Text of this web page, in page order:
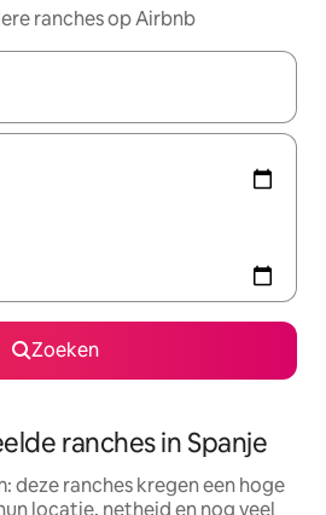
ranches op Airbnb
beschikbaar zijn, maak je een keuze
Zoeken
ranches in Spanje
deze ranches kregen een hoge
locatie, netheid en nog veel